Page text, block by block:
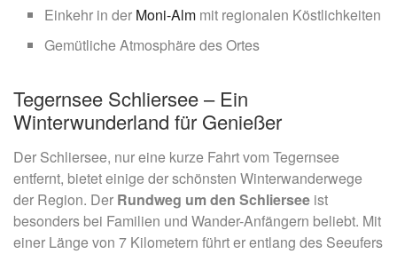
Einkehr in der Moni-Alm mit regionalen Köstlichkeiten
Gemütliche Atmosphäre des Ortes
Tegernsee Schliersee – Ein
Winterwunderland für Genießer
Der Schliersee, nur eine kurze Fahrt vom Tegernsee
entfernt, bietet einige der schönsten Winterwanderwege
der Region. Der Rundweg um den Schliersee ist
besonders bei Familien und Wander-Anfängern beliebt. Mit
einer Länge von 7 Kilometern führt er entlang des Seeufers